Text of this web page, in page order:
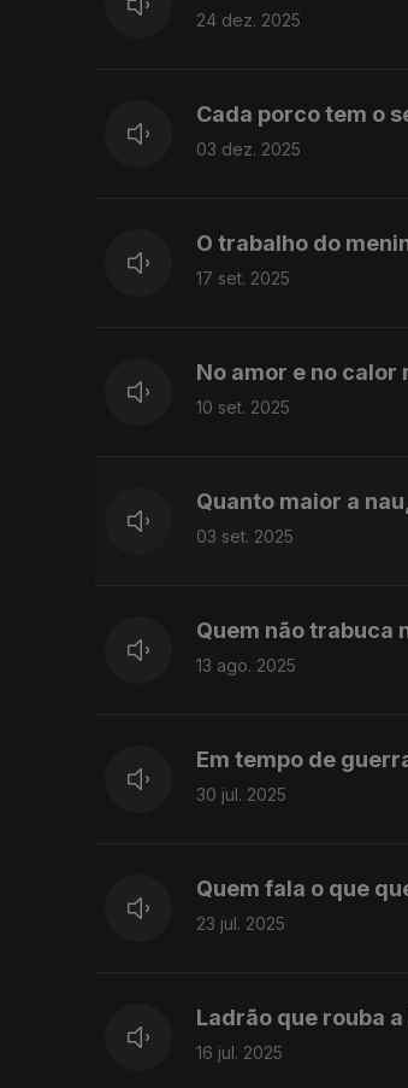
24 dez. 2025
Cada porco tem o
03 dez. 2025
O trabalho do
17 set. 2025
No amor e no calor
10 set. 2025
Quanto maior a
03 set. 2025
Quem não trabuca
13 ago. 2025
Em tempo de
30 jul. 2025
Quem fala o que
23 jul. 2025
Ladrão que rouba
16 jul. 2025